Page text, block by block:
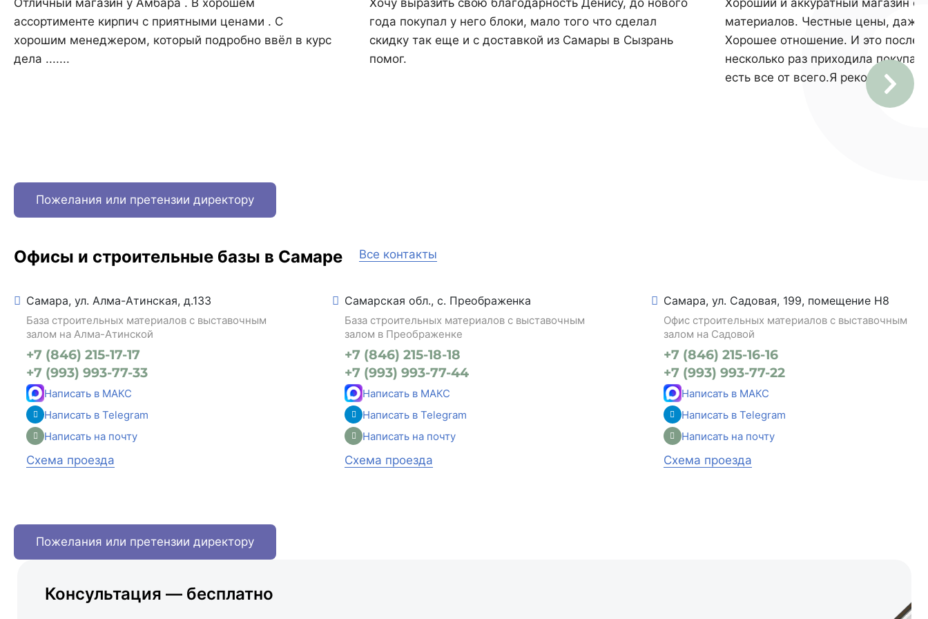
Отличный магазин у Амбара . В хорошем
ассортименте кирпич с приятными ценами . С
хорошим менеджером, который подробно ввёл в курс
дела .......
Хочу выразить свою благодарность Денису, до нового
года покупал у него блоки, мало того что сделал
скидку так еще и с доставкой из Самары в Сызрань
помог.
Хороший и аккуратный магазин
материалов. Честные цены,
Хорошее отношение. И это после
несколько раз приходила
есть все от всего.Я рекомендую
Пожелания или претензии директору
Офисы и строительные базы в Самаре Все контакты
Самара, ул. Алма-Атинская, д.133
База строительных материалов с выставочным
залом на Алма-Атинской
+7 (846) 215-17-17
+7 (993) 993-77-33
Написать в МАКС
Написать в Telegram
Написать на почту
Схема проезда
Самарская обл., с. Преображенка
База строительных материалов с выставочным
залом в Преображенке
+7 (846) 215-18-18
+7 (993) 993-77-44
Написать в МАКС
Написать в Telegram
Написать на почту
Схема проезда
Самара, ул. Садовая, 199, помещение Н8
Офис строительных материалов с выставочным
залом на Садовой
+7 (846) 215-16-16
+7 (993) 993-77-22
Написать в МАКС
Написать в Telegram
Написать на почту
Схема проезда
Пожелания или претензии директору
Консультация — бесплатно